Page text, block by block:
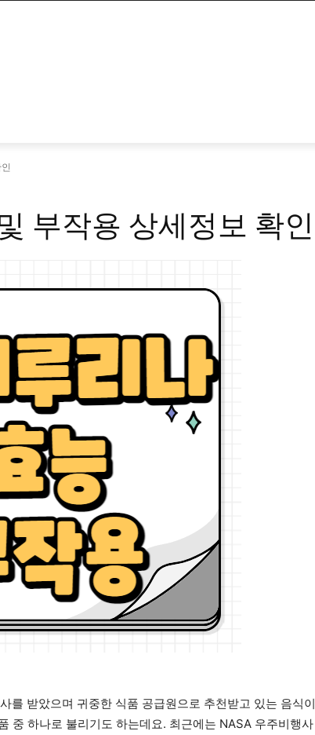
부작용 상세정보 확인
를 받았으며 귀중한 식품 공급원으로 추천받고 있는 음식이
중 하나로 불리기도 하는데요. 최근에는 NASA 우주비행사